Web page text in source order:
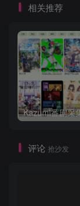
相关推荐
评论 抢沙发